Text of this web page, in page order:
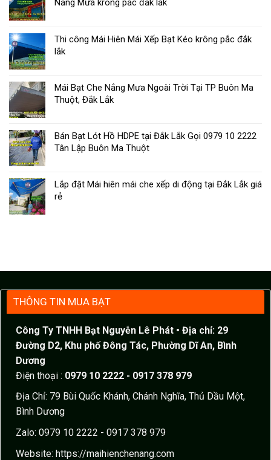
Nắng Mưa krông pắc đắk lắk
Thi công Mái Hiên Mái Xếp Bạt Kéo krông pắc đắk
lắk
Mái Bạt Che Nắng Mưa Ngoài Trời Tại TP Buôn Ma
Thuột, Đắk Lắk
Bán Bạt Lót Hồ HDPE tại Đắk Lắk Gọi 0979 10 2222
Tân Lập Buôn Ma Thuột
Lắp đặt Mái hiên mái che xếp di động tại Đắk Lắk giá
rẻ
THÔNG TIN MUA BẠT
Công Ty TNHH Bạt Nguyễn Lê Phát • Địa chỉ: 29
Đường D2, Khu phố Đông Tác, Phường Dĩ An, Bình
Dương
Điện thoại : 0979 10 2222 - 0917 378 979
Địa Chỉ: 79 Bùi Quốc Khánh, Chánh Nghĩa, Thủ Dầu Một,
Bình Dương
Zalo: 0979 10 2222 - 0917 378 979
Website: https://maihienchenang.com